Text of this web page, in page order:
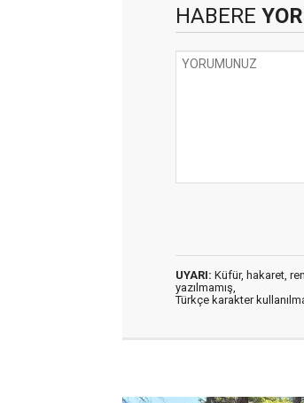
HABERE
UYARI: Küfür, hakaret,
yazılmamış,
Türkçe karakter